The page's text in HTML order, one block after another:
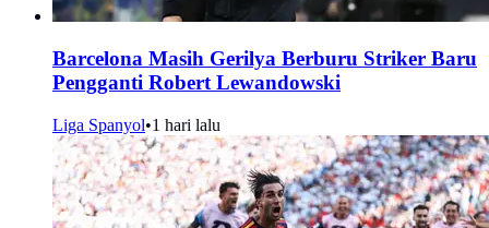
Barcelona Masih Gerilya Berburu Striker Baru
Pengganti Robert Lewandowski
Liga Spanyol•1 hari lalu